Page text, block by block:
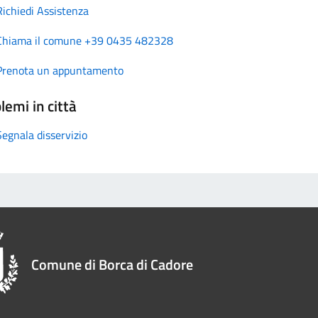
Assistenza
il comune +39 0435 482328
un appuntamento
in città
disservizio
Comune di Borca di Cadore